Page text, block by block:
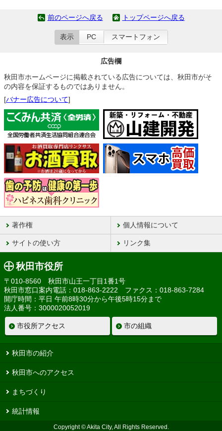
前のページへ戻る トップページへ戻る
表示 PC スマートフォン
広告欄
秋田市ホームページに掲載されている広告については、秋田市がそ
の内容を保証するものではありません。
[バナー広告について]
著作権 個人情報について
サイトの使い方 リンク集
秋田市役所
〒010-8560 秋田市山王一丁目1番1号
秋田市窓口案内電話：018-863-2222 ファクス：018-863-7284
開庁時間：平日 午前8時30分から午後5時15分まで
法人番号：3000020052019
市役所アクセス 市の組織
秋田市の紹介
秋田市へのアクセス
まちづくり
統計情報
Copyright © Akita City, All Rights Reserved.